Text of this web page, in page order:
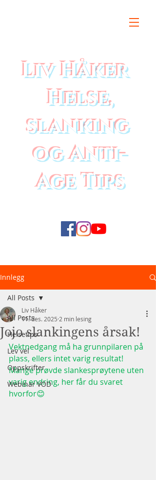
Liv Håker
Helse,
slanking
og Anti-
Age Tips
Helsediett
Innlegg
All Posts
Helsetips
Lev vel
Oppskrifter
Webinar VOD
All Posts
Jojo slankingens årsak!
Liv Håker
11. des. 2025 2 min lesing
Vektnedgang må ha grunnpilaren på
plass, ellers intet varig resultat!
Mange prøvde slankesprøytene uten
varig endring, her får du svaret
hvorfor😊